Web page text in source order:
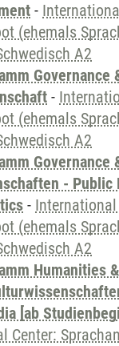
-
(ehemals
A2
Governance
-
(ehemals
A2
Governance
- Public
- International
(ehemals
A2
Humanities
[ab
Center: